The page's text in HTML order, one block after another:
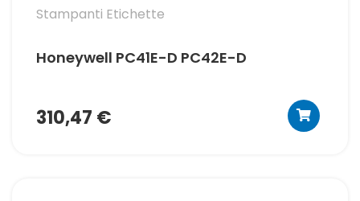
Stampanti Etichette
Honeywell PC41E-D PC42E-D
310,47 €